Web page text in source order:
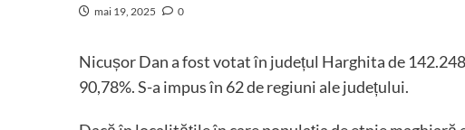
mai 19, 2025 0
Nicușor Dan a fost votat în județul Harghita de
90,78%. S-a impus în 62 de regiuni ale județului.